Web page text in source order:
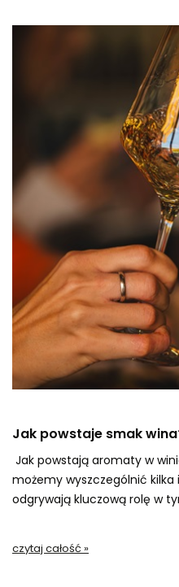
Jak powstaje smak
Jak powstają aromaty w
możemy wyszczególnić
odgrywają kluczową rolę w
postaram się je po krótce
czytaj całość »